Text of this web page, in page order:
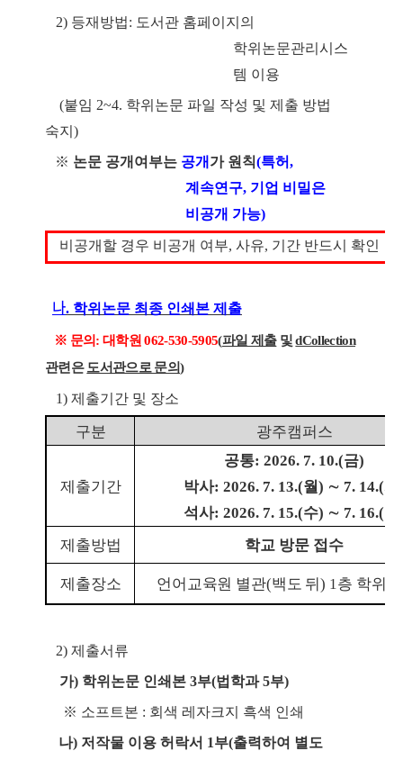
2) 등재방법: 도서관 홈페이지의
학위논문관리시스
템 이용
(붙임 2~4. 학위논문 파일 작성 및 제출 방법
숙지 )
※ 논문 공개여부는 공개 가 원칙(특허,
계속연구, 기업 비밀은
비공개 가능)
비공개할 경우 비공개 여부, 사유, 기간 반드시 확인
나. 학위논문 최종 인쇄본 제출
※ 문의:대학원062-530-5905(파일 제출 및dCollection
관련은 도서관으로 문의)
1) 제출기간 및 장소
구분 광주캠퍼스
제출기간
공통: 2026. 7. 10.(금)
박사: 2026. 7. 13.(월 ) ∼ 7. 14.(화
석사: 2026. 7. 15.(수) ∼ 7. 16.(
제출방법
학교 방문 접수
제출장소 언어교육원 별관(백도 뒤) 1층 학위
2) 제출서류
가) 학위논문 인쇄본 3부(법학과5부)
※ 소프트본 : 회색 레자크지 흑색 인쇄
나) 저작물 이용 허락서 1부(출력하여 별도